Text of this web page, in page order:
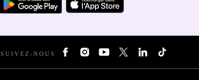
SUIVEZ-NOUS